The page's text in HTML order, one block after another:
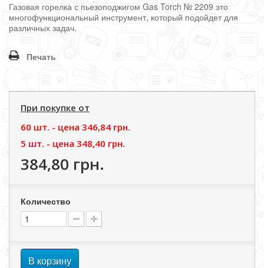
Газовая горелка с пьезоподжигом Gas Torch № 2209 это
многофункциональный инструмент, который подойдет для
различных задач.
Печать
При покупке от
60 шт. - цена 346,84 грн.
5 шт. - цена 348,40 грн.
384,80 грн.
Количество
В корзину